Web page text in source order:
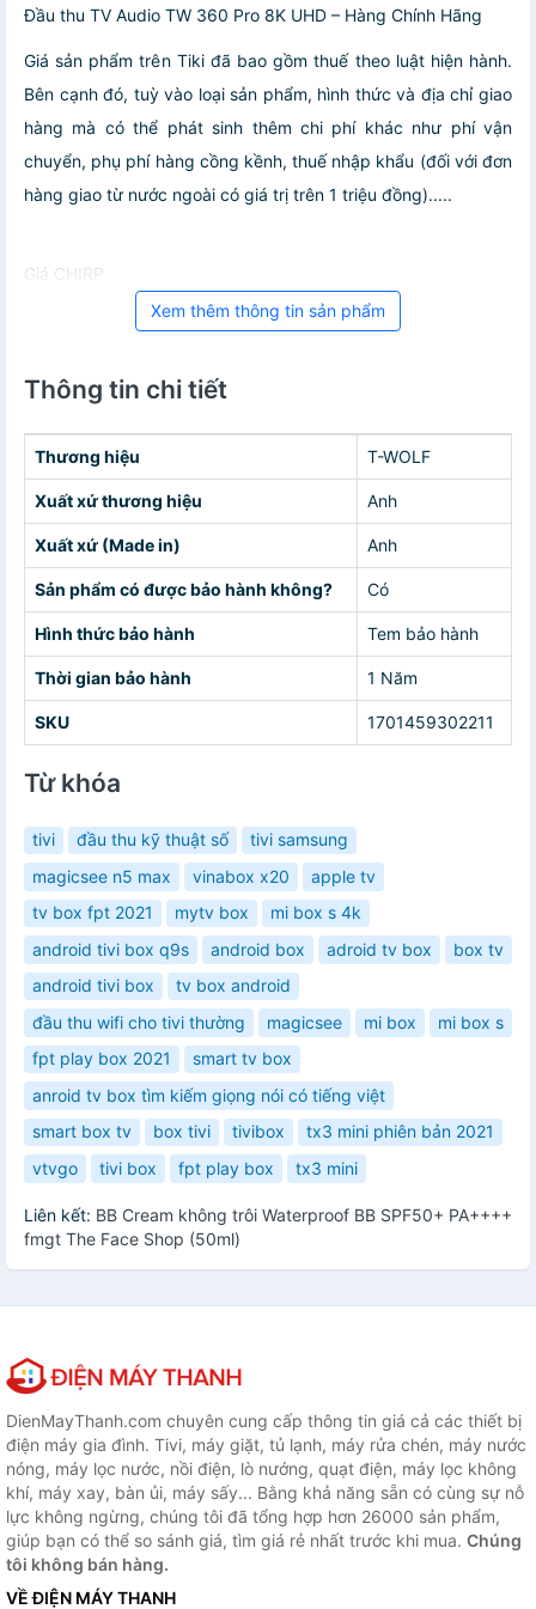
Đầu thu TV Audio TW 360 Pro 8K UHD – Hàng Chính Hãng
Giá sản phẩm trên Tiki đã bao gồm thuế theo luật hiện hành.
Bên cạnh đó, tuỳ vào loại sản phẩm, hình thức và địa chỉ giao
hàng mà có thể phát sinh thêm chi phí khác như phí vận
chuyển, phụ phí hàng cồng kềnh, thuế nhập khẩu (đối với đơn
hàng giao từ nước ngoài có giá trị trên 1 triệu đồng).....
Giá CHIRP
Xem thêm thông tin sản phẩm
Thông tin chi tiết
Thương hiệu T-WOLF
Xuất xứ thương hiệu Anh
Xuất xứ (Made in) Anh
Sản phẩm có được bảo hành không? Có
Hình thức bảo hành Tem bảo hành
Thời gian bảo hành 1 Năm
SKU 1701459302211
Từ khóa
tivi đầu thu kỹ thuật số
tivi samsung
magicsee n5 max
vinabox x20
apple tv
tv box fpt 2021
mytv box
mi box s 4k
android tivi box q9s
android box adroid tv box
box tv
android tivi box
tv box android
đầu thu wifi cho tivi thường
magicsee mi box
mi box s
fpt play box 2021
smart tv box
anroid tv box tìm kiếm giọng nói có tiếng việt
smart box tv
box tivi tivibox
tx3 mini phiên bản 2021
vtvgo
tivi box fpt play box tx3 mini
Liên kết: BB Cream không trôi Waterproof BB SPF50+ PA++++
fmgt The Face Shop (50ml)
DienMayThanh.com chuyên cung cấp thông tin giá cả các thiết bị
điện máy gia đình. Tivi, máy giặt, tủ lạnh, máy rửa chén, máy nước
nóng, máy lọc nước, nồi điện, lò nướng, quạt điện, máy lọc không
khí, máy xay, bàn ủi, máy sấy... Bằng khả năng sẵn có cùng sự nỗ
lực không ngừng, chúng tôi đã tổng hợp hơn 26000 sản phẩm,
giúp bạn có thể so sánh giá, tìm giá rẻ nhất trước khi mua. Chúng
tôi không bán hàng.
VỀ ĐIỆN MÁY THANH